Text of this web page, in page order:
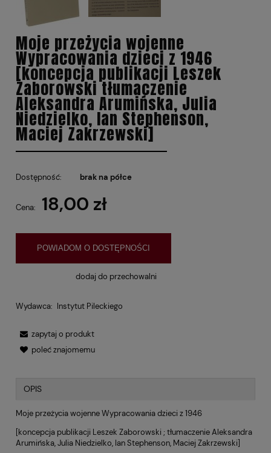
Moje przeżycia wojenne
Wypracowania dzieci z 1946
[koncepcja publikacji Leszek
Zaborowski tłumaczenie
Aleksandra Arumińska, Julia
Niedzielko, Ian Stephenson,
Maciej Zakrzewski]
Dostępność: brak na półce
Cena: 18,00 zł
POWIADOM O DOSTĘPNOŚCI
dodaj do przechowalni
Wydawca: Instytut Pileckiego
zapytaj o produkt
poleć znajomemu
OPIS
Moje przeżycia wojenne Wypracowania dzieci z 1946
[koncepcja publikacji Leszek Zaborowski ; tłumaczenie Aleksandra
Arumińska, Julia Niedzielko, Ian Stephenson, Maciej Zakrzewski]